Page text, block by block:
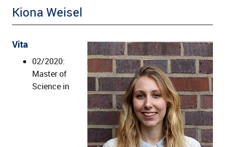
Menü aufklappen
Kiona Weisel
Vita
02/2020:
Master of
Science in